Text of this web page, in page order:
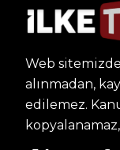
Web
alınmadan,
edilemez.